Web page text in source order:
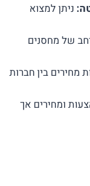
ניתן למצוא
של מחסנים
מחירים בין חברות
ומחירים אך